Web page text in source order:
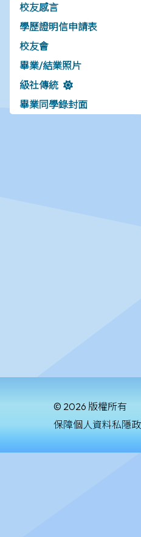
校友感言
學歷證明信申請表
校友會
畢業/結業照片
級社傳統
畢業同學錄封面
© 2026 版權所有
保障個人資料私隱